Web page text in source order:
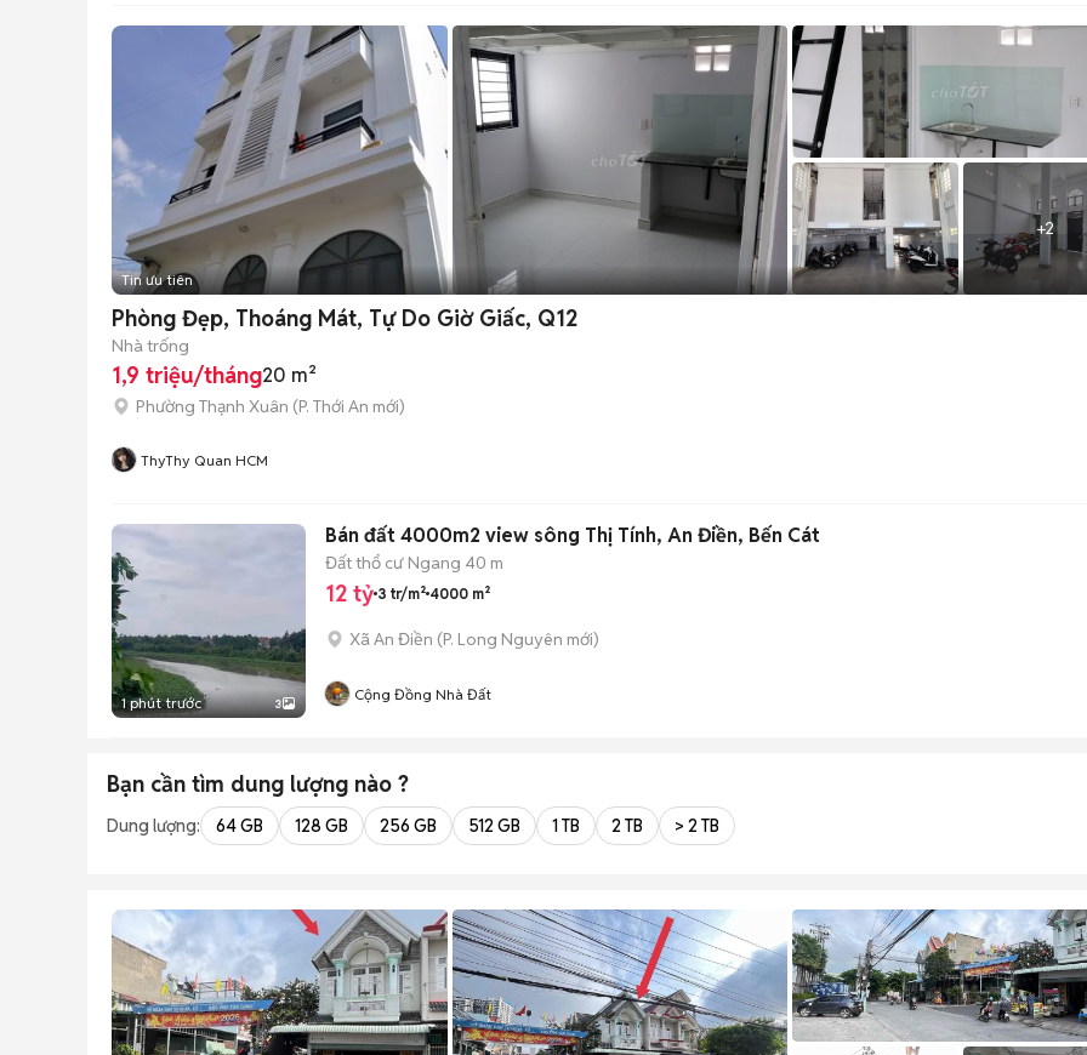
+2
Tin ưu tiên
Phòng Đẹp, Thoáng Mát, Tự Do Giờ Giấc, Q12
Nhà trống
1,9 triệu/tháng20 m²
Phường Thạnh Xuân (P. Thới An mới)
ThyThy Quan HCM
1 phút trước 3
Bán đất 4000m2 view sông Thị Tính, An Điền, Bến Cát
Đất thổ cư Ngang 40 m
12 tỷ 3 tr/m² 4000 m²
Xã An Điền (P. Long Nguyên mới)
Cộng Đồng Nhà Đất
Bạn cần tìm dung lượng nào ?
Dung lượng: 64 GB 128 GB 256 GB 512 GB 1 TB 2 TB > 2 TB